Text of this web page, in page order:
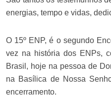
energias, tempo e vidas,
O 15º ENP, é o segundo
vez na história dos ENPs,
Brasil, hoje na pessoa de
na Basílica de Nossa
encerramento.